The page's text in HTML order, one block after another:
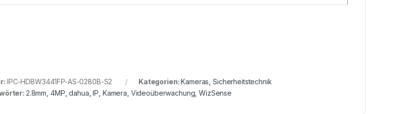
IPC-HDBW3441FP-AS-0280B-S2 Kategorien:Kameras,Sicherheitstechnik
2.8mm, 4MP,dahua,IP, Kamera, Videoüberwachung,WizSense